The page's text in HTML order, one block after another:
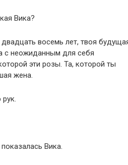
Вика?
восемь лет, твоя
с неожиданным для себя
эти розы. Та, которой ты
жена.
Вика.